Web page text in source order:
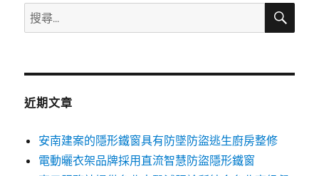
搜
尋
鍵
搜
近期文章
安南建案的隱形鐵窗具有防墜防盜逃生廚房整修
電動曬衣架品牌採用直流智慧防盜隱形鐵窗